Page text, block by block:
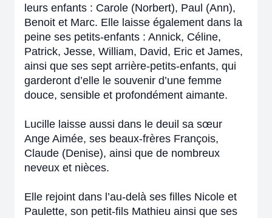
leurs enfants : Carole (Norbert), Paul (Ann),
Benoit et Marc. Elle laisse également dans la
peine ses petits-enfants : Annick, Céline,
Patrick, Jesse, William, David, Eric et James,
ainsi que ses sept arrière-petits-enfants, qui
garderont d’elle le souvenir d’une femme
douce, sensible et profondément aimante.
Lucille laisse aussi dans le deuil sa sœur
Ange Aimée, ses beaux-frères François,
Claude (Denise), ainsi que de nombreux
neveux et nièces.
Elle rejoint dans l’au-delà ses filles Nicole et
Paulette, son petit-fils Mathieu ainsi que ses